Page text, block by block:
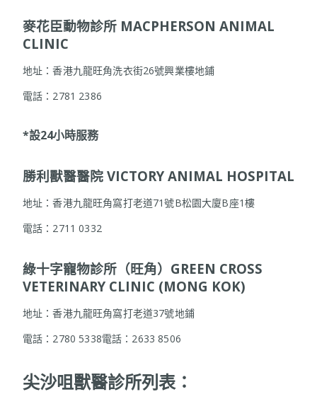
麥花臣動物診所 MACPHERSON ANIMAL
CLINIC
地址：香港九龍旺角洗衣街26號興業樓地鋪
電話：2781 2386
*設24小時服務
勝利獸醫醫院 VICTORY ANIMAL HOSPITAL
地址：香港九龍旺角窩打老道71號B松園大廈B座1樓
電話：2711 0332
綠十字寵物診所（旺角）GREEN CROSS
VETERINARY CLINIC (MONG KOK)
地址：香港九龍旺角窩打老道37號地鋪
電話：2780 5338電話：2633 8506
尖沙咀獸醫診所列表 ：